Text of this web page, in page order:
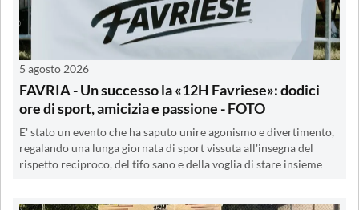
5 agosto 2026
FAVRIA - Un successo la «12H Favriese»: dodici
ore di sport, amicizia e passione - FOTO
E' stato un evento che ha saputo unire agonismo e divertimento,
regalando una lunga giornata di sport vissuta all'insegna del
rispetto reciproco, del tifo sano e della voglia di stare insieme